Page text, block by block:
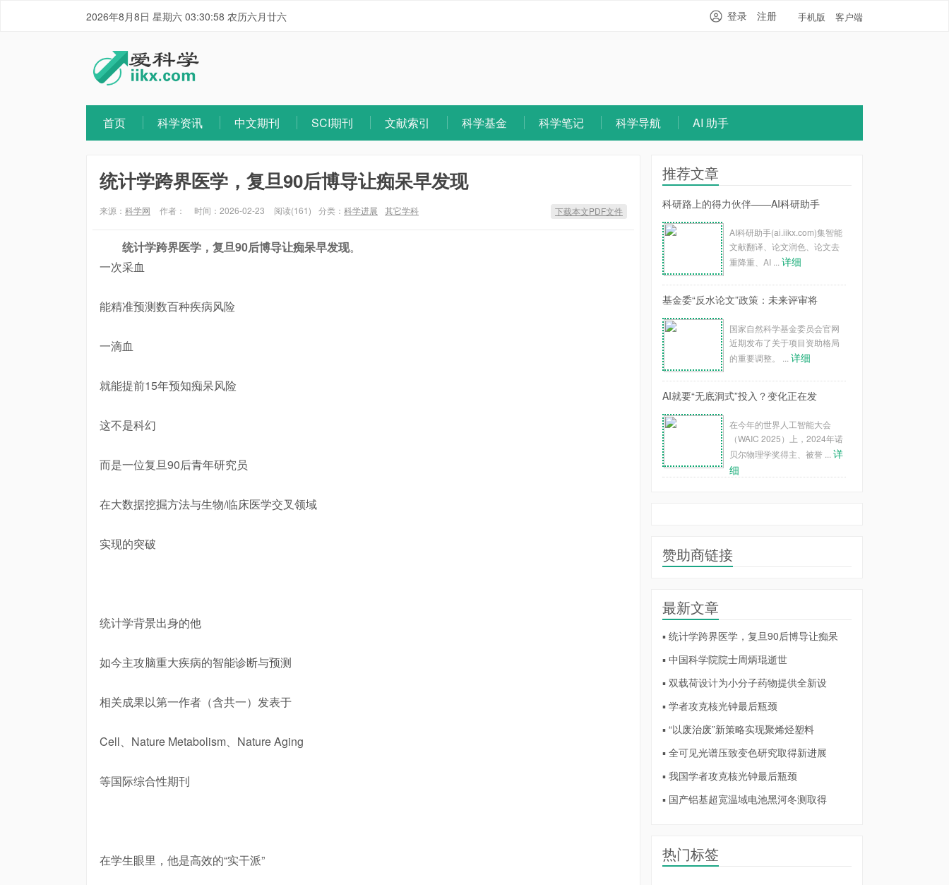
2026年8月8日 星期六 03:30:59 农历六月廿六 手机版 客户端
登录 注册
首页 科学资讯 中文期刊 SCI期刊 文献索引 科学基金 科学笔记 科学导航 AI 助手
统计学跨界医学，复旦90后博导让痴呆早发现
来源： 科学网 作者： 时间：2026-02-23 阅读(161) 分类： 科学进展 其它学科 下载本文PDF文件
统计学跨界医学，复旦90后博导让痴呆早发现。
一次采血
能精准预测数百种疾病风险
一滴血
就能提前15年预知痴呆风险
这不是科幻
而是一位复旦90后青年研究员
在大数据挖掘方法与生物/临床医学交叉领域
实现的突破
统计学背景出身的他
如今主攻脑重大疾病的智能诊断与预测
相关成果以第一作者（含共一）发表于
Cell、Nature Metabolism、Nature Aging
等国际综合性期刊
在学生眼里，他是高效的“实干派”
推荐文章
科研路上的得力伙伴——AI科研助手
AI科研助手(ai.iikx.com)集智能
文献翻译、论文润色、论文去
重降重、AI ... 详细
基金委“反水论文”政策：未来评审将
国家自然科学基金委员会官网
近期发布了关于项目资助格局
的重要调整。 ... 详细
AI就要“无底洞式”投入？变化正在发
在今年的世界人工智能大会
（WAIC 2025）上，2024年诺
贝尔物理学奖得主、被誉 ... 详
细
赞助商链接
最新文章
▪ 统计学跨界医学，复旦90后博导让痴呆
▪ 中国科学院院士周炳琨逝世
▪ 双载荷设计为小分子药物提供全新设
▪ 学者攻克核光钟最后瓶颈
▪ “以废治废”新策略实现聚烯烃塑料
▪ 全可见光谱压致变色研究取得新进展
▪ 我国学者攻克核光钟最后瓶颈
▪ 国产铝基超宽温域电池黑河冬测取得
热门标签